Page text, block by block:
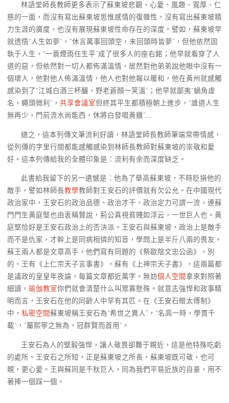
林語堂師長教師更多表示了蘇東坡悲觀、心愛、風趣、寬厚、仁
慈的一面，而沒有寫出蘇東坡思惟感情的復雜性，沒有寫出蘇東坡精
力生涯的廣度，也沒有展現蘇東坡性命存在的深度。譬如，蘇東坡早
就透悟“人生如夢”，“休言萬事回頭空，未回頭時皆夢”，但他依然固
執于人生，“一蓑煙雨任生平”成了很多人的座右銘；他早就看穿了人
道的惡，但依然對一切人都佈滿溫情，居然對他弟弟說他眼中沒有一
個壞人，他對他人佈滿溫情，他人也對他報以暖和，他在黃州就感觸
感染到了“江城白酒三杯釅，野老蒼顏一笑溫”；他早就鄙夷“蝸角虛
名，蠅頭微利”， 共享會議室但終其平生都積極朝上進步，“誰道人生
無再少，門前流水尚能西，休將白發唱黃雞”……
總之，這本列傳文筆流利好讀，林語堂師長教師筆端常帶情感，
從列傳的字里行間都能感觸感染到林師長教師對蘇東坡的崇敬和愛
好。這本列傳給我的全體印象是：流利有余而深度缺乏。
此書給我留下的另一遺憾是：他為了舉高蘇東坡，不時貶損他的
敵手，譬如林師長教學教師對王安石的評價就有欠公允。在中國現代
政治家中，王安石的政治品德、政治才干、政治定力可謂一流，連蘇
門門生黃庭堅也由衷稱贊說，荊公真視貧賤如浮云，一世巨人也。黃
庭堅恰好是王安石政治上的否決派。王安石與蘇東坡，政治上是敵手
而不是仇家，才幹上是同病相憐的知音，學問上是半斤八兩的畏友。
蘇王兩人都是文章高手，他們寫有同題的《祭歐陰文忠公函》，別
的，王有《上仁宗天子言事書》，蘇有《上神宗天子書》，這兩篇都
是議政的皇皇年夜論，每篇文章都近萬字。無妨個人空間拿來對照著
細讀， 瑜伽教室你們就會清楚什么叫眾寡懸殊。就意志強悍和政事精
明而言，王安石在他的同齡人中罕有其匹。在《王安石贈太傅制》
中， 私密空間蘇東坡稱王安石為“希世之異人”，“名高一時，學貫千
載”，“屬熙寧之無為，冠群賢而首用”。
王安石為人的堅毅強悍，讓人敬畏卻難于親近，這是他特殊吃虧
的處所。王安石之所短，正是蘇東坡之所長，蘇東坡既可敬，也可
親，更心愛。王與蘇同是千秋巨人，同為我們平易近族的自豪，用不
著捧一個踩一個。